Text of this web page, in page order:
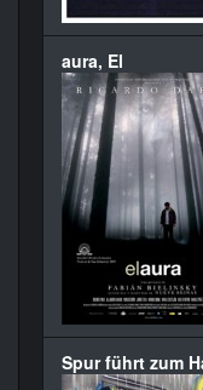
aura, El
Spur führt zum